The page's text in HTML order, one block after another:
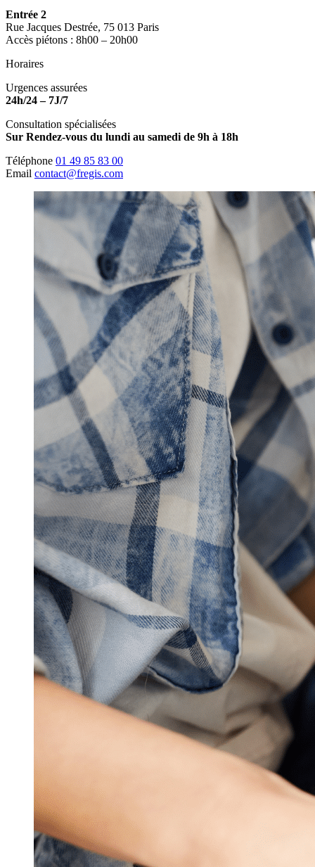
Entrée 2
Rue Jacques Destrée, 75 013 Paris
Accès piétons : 8h00 – 20h00
Horaires
Urgences assurées
24h/24 – 7J/7
Consultation spécialisées
Sur Rendez-vous du lundi au samedi de 9h à 18h
Téléphone 01 49 85 83 00
Email contact@fregis.com